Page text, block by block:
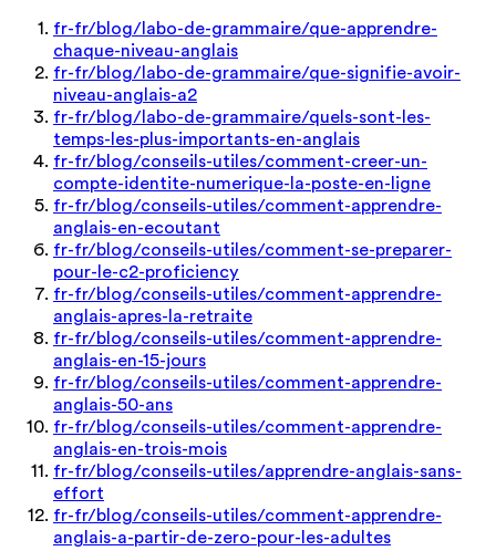
fr-fr/blog/labo-de-grammaire/que-apprendre-
chaque-niveau-anglais
fr-fr/blog/labo-de-grammaire/que-signifie-avoir-
niveau-anglais-a2
fr-fr/blog/labo-de-grammaire/quels-sont-les-
temps-les-plus-importants-en-anglais
fr-fr/blog/conseils-utiles/comment-creer-un-
compte-identite-numerique-la-poste-en-ligne
fr-fr/blog/conseils-utiles/comment-apprendre-
anglais-en-ecoutant
fr-fr/blog/conseils-utiles/comment-se-preparer-
pour-le-c2-proficiency
fr-fr/blog/conseils-utiles/comment-apprendre-
anglais-apres-la-retraite
fr-fr/blog/conseils-utiles/comment-apprendre-
anglais-en-15-jours
fr-fr/blog/conseils-utiles/comment-apprendre-
anglais-50-ans
fr-fr/blog/conseils-utiles/comment-apprendre-
anglais-en-trois-mois
fr-fr/blog/conseils-utiles/apprendre-anglais-sans-
effort
fr-fr/blog/conseils-utiles/comment-apprendre-
anglais-a-partir-de-zero-pour-les-adultes